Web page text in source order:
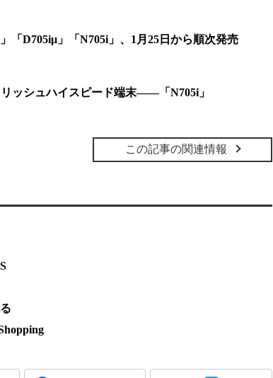
「D705iμ」「N705i」、1月25日から順次発売
ッシュハイスピード端末――「N705i」
この記事の関連情報